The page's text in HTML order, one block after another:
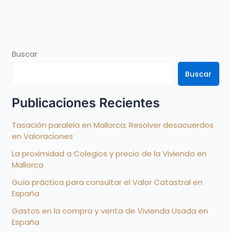
Buscar
Buscar
Publicaciones Recientes
Tasación paralela en Mallorca: Resolver desacuerdos
en Valoraciones
La proximidad a Colegios y precio de la Vivienda en
Mallorca
Guía práctica para consultar el Valor Catastral en
España
Gastos en la compra y venta de Vivienda Usada en
España